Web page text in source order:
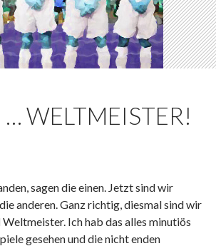
WELTMEISTER!
sagen die einen. Jetzt sind wir
anderen. Ganz richtig, diesmal sind wir
Ich hab das alles minutiös
gesehen und die nicht enden